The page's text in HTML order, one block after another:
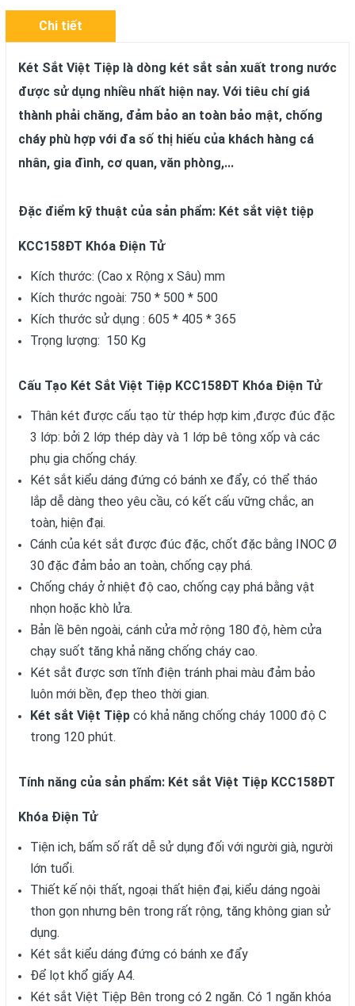
Chi tiết
Két Sắt Việt Tiệp là dòng két sắt sản xuất trong nước
được sử dụng nhiều nhất hiện nay. Với tiêu chí giá
thành phải chăng, đảm bảo an toàn bảo mật, chống
cháy phù hợp với đa số thị hiếu của khách hàng cá
nhân, gia đình, cơ quan, văn phòng,...
Đặc điểm kỹ thuật của sản phẩm: Két sắt việt tiệp
KCC158ĐT Khóa Điện Tử
Kích thước: (Cao x Rộng x Sâu) mm
Kích thước ngoài: 750 * 500 * 500
Kích thước sử dụng : 605 * 405 * 365
Trọng lượng: 150 Kg
Cấu Tạo Két Sắt Việt Tiệp KCC158ĐT Khóa Điện Tử
Thân két được cấu tạo từ thép hợp kim ,được đúc đặc
3 lớp: bởi 2 lớp thép dày và 1 lớp bê tông xốp và các
phụ gia chống cháy.
Két sắt kiểu dáng đứng có bánh xe đẩy, có thể tháo
lắp dễ dàng theo yêu cầu, có kết cấu vững chắc, an
toàn, hiện đại.
Cánh của két sắt được đúc đặc, chốt đặc bằng INOC Ø
30 đặc đảm bảo an toàn, chống cạy phá.
Chống cháy ở nhiệt độ cao, chống cạy phá bằng vật
nhọn hoặc khò lửa.
Bản lề bên ngoài, cánh cửa mở rộng 180 độ, hèm cửa
chạy suốt tăng khả năng chống cháy cao.
Két sắt được sơn tĩnh điện tránh phai màu đảm bảo
luôn mới bền, đẹp theo thời gian.
Két sắt Việt Tiệp có khả năng chống cháy 1000 độ C
trong 120 phút.
Tính năng của sản phẩm: Két sắt Việt Tiệp KCC158ĐT
Khóa Điện Tử
Tiện ich, bấm số rất dễ sử dụng đối với người già, người
lớn tuổi.
Thiết kế nội thất, ngoại thất hiện đại, kiểu dáng ngoài
thon gọn nhưng bên trong rất rộng, tăng không gian sử
dụng.
Két sắt kiểu dáng đứng có bánh xe đẩy
Để lọt khổ giấy A4.
Két sắt Việt Tiệp Bên trong có 2 ngăn. Có 1 ngăn khóa